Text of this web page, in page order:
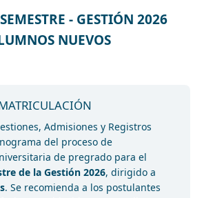
- GESTIÓN 2026
NUEVOS
Admisiones y Registros
del proceso de
de pregrado para el
de la Gestión 2026, dirigido a
. Se recomienda a los postulantes